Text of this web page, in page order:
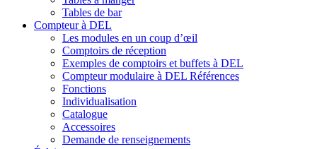
Tables de bar
Compteur à DEL
Les modules en un coup d’œil
Comptoirs de réception
Exemples de comptoirs et buffets à DEL
Compteur modulaire à DEL Références
Fonctions
Individualisation
Catalogue
Accessoires
Demande de renseignements